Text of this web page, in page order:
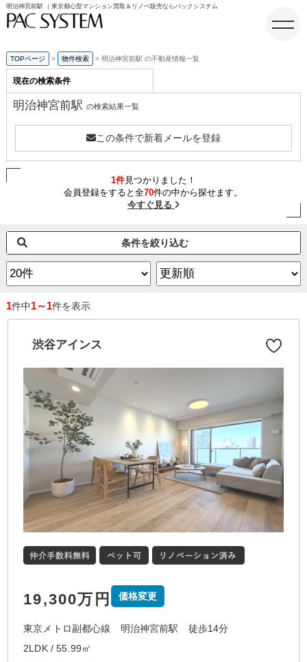
明治神宮前駅 ｜東京都心型マンション買取＆リノベ販売ならパックシステム
TOPページ 物件検索 明治神宮前駅 の不動産情報一覧
現在の検索条件
明治神宮前駅 の検索結果一覧
この条件で新着メールを登録
1件見つかりました！
会員登録をすると全70件の中から探せます。
今すぐ見る
条件を絞り込む
1件中1～1件を表示
渋谷アインス
19,300万円 価格変更
東京メトロ副都心線 明治神宮前駅 徒歩14分
2LDK / 55.99㎡